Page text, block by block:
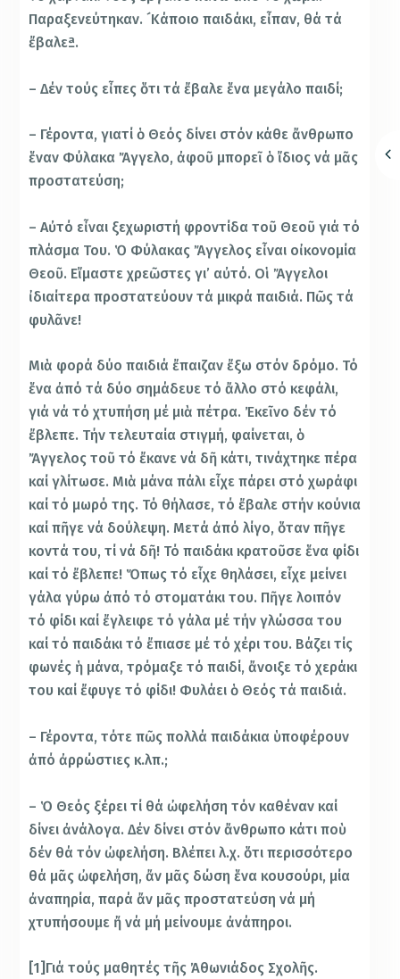
Παραξενεύτηκαν. ´Κάποιο παιδάκι, εἶπαν, θά τά
ἔβαλεª.
– Δέν τούς εἶπες ὅτι τά ἔβαλε ἕνα μεγάλο παιδί;
– Γέροντα, γιατί ὁ Θεός δίνει στόν κάθε ἄνθρωπο
ἕναν Φύλακα Ἄγγελο, ἀφοῦ μπορεῖ ὁ ἴδιος νά μᾶς
προστατεύση;
– Αὐτό εἶναι ξεχωριστή φροντίδα τοῦ Θεοῦ γιά τό
πλάσμα Του. Ὁ Φύλακας Ἄγγελος εἶναι οἰκονομία
Θεοῦ. Εἴμαστε χρεῶστες γι’ αὐτό. Οἱ Ἄγγελοι
ἰδιαίτερα προστατεύουν τά μικρά παιδιά. Πῶς τά
φυλᾶνε!
Μιὰ φορά δύο παιδιά ἔπαιζαν ἔξω στόν δρόμο. Τό
ἕνα ἀπό τά δύο σημάδευε τό ἄλλο στό κεφάλι,
γιά νά τό χτυπήση μέ μιὰ πέτρα. Ἐκεῖνο δέν τό
ἔβλεπε. Τήν τελευταία στιγμή, φαίνεται, ὁ
Ἄγγελος τοῦ τό ἔκανε νά δῆ κάτι, τινάχτηκε πέρα
καί γλίτωσε. Μιὰ μάνα πάλι εἶχε πάρει στό χωράφι
καί τό μωρό της. Τό θήλασε, τό ἔβαλε στήν κούνια
καί πῆγε νά δούλεψη. Μετά ἀπό λίγο, ὅταν πῆγε
κοντά του, τί νά δῆ! Τό παιδάκι κρατοῦσε ἕνα φίδι
καί τό ἔβλεπε! Ὅπως τό εἶχε θηλάσει, εἶχε μείνει
γάλα γύρω ἀπό τό στοματάκι του. Πῆγε λοιπόν
τό φίδι καί ἔγλειφε τό γάλα μέ τήν γλώσσα του
καί τό παιδάκι τό ἔπιασε μέ τό χέρι του. Βάζει τίς
φωνές ἡ μάνα, τρόμαξε τό παιδί, ἄνοιξε τό χεράκι
του καί ἔφυγε τό φίδι! Φυλάει ὁ Θεός τά παιδιά.
– Γέροντα, τότε πῶς πολλά παιδάκια ὑποφέρουν
ἀπό ἀρρώστιες κ.λπ.;
– Ὁ Θεός ξέρει τί θά ὠφελήση τόν καθέναν καί
δίνει ἀνάλογα. Δέν δίνει στόν ἄνθρωπο κάτι ποὺ
δέν θά τόν ὠφελήση. Βλέπει λ.χ. ὅτι περισσότερο
θά μᾶς ὠφελήση, ἄν μᾶς δώση ἕνα κουσούρι, μία
ἀναπηρία, παρά ἄν μᾶς προστατεύση νά μή
χτυπήσουμε ἤ νά μή μείνουμε ἀνάπηροι.
[1]Γιά τούς μαθητές τῆς Ἀθωνιάδος Σχολῆς.